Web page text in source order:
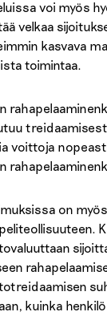
voi myös
velkaa
kasvava
toimintaa.
voittoja
on
kuinka